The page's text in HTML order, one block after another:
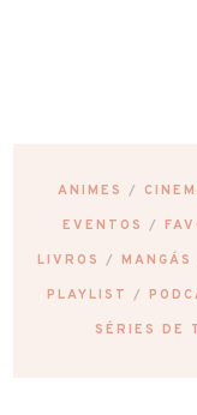
ANIMES
EVENTOS
LIVROS MANGÁS
PLAYLIST
SÉRIES DE